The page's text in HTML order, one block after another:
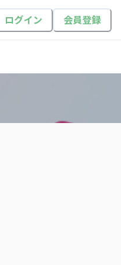
ログイン 会員登録